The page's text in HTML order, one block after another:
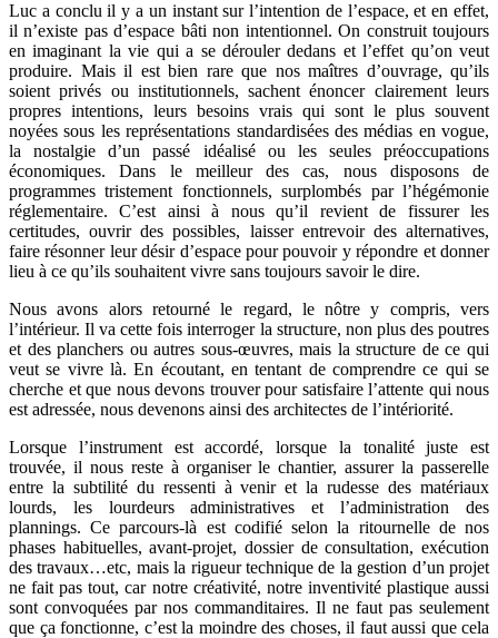
Luc a conclu il y a un instant sur l’intention de l’espace, et en effet,
il n’existe pas d’espace bâti non intentionnel. On construit toujours
en imaginant la vie qui a se dérouler dedans et l’effet qu’on veut
produire. Mais il est bien rare que nos maîtres d’ouvrage, qu’ils
soient privés ou institutionnels, sachent énoncer clairement leurs
propres intentions, leurs besoins vrais qui sont le plus souvent
noyées sous les représentations standardisées des médias en vogue,
la nostalgie d’un passé idéalisé ou les seules préoccupations
économiques. Dans le meilleur des cas, nous disposons de
programmes tristement fonctionnels, surplombés par l’hégémonie
réglementaire. C’est ainsi à nous qu’il revient de fissurer les
certitudes, ouvrir des possibles, laisser entrevoir des alternatives,
faire résonner leur désir d’espace pour pouvoir y répondre et donner
lieu à ce qu’ils souhaitent vivre sans toujours savoir le dire.
Nous avons alors retourné le regard, le nôtre y compris, vers
l’intérieur. Il va cette fois interroger la structure, non plus des poutres
et des planchers ou autres sous-œuvres, mais la structure de ce qui
veut se vivre là. En écoutant, en tentant de comprendre ce qui se
cherche et que nous devons trouver pour satisfaire l’attente qui nous
est adressée, nous devenons ainsi des architectes de l’intériorité.
Lorsque l’instrument est accordé, lorsque la tonalité juste est
trouvée, il nous reste à organiser le chantier, assurer la passerelle
entre la subtilité du ressenti à venir et la rudesse des matériaux
lourds, les lourdeurs administratives et l’administration des
plannings. Ce parcours-là est codifié selon la ritournelle de nos
phases habituelles, avant-projet, dossier de consultation, exécution
des travaux…etc, mais la rigueur technique de la gestion d’un projet
ne fait pas tout, car notre créativité, notre inventivité plastique aussi
sont convoquées par nos commanditaires. Il ne faut pas seulement
que ça fonctionne, c’est la moindre des choses, il faut aussi que cela